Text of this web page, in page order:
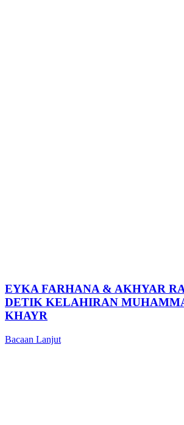
EYKA FARHANA & AKHYAR
DETIK KELAHIRAN
KHAYR
Bacaan Lanjut